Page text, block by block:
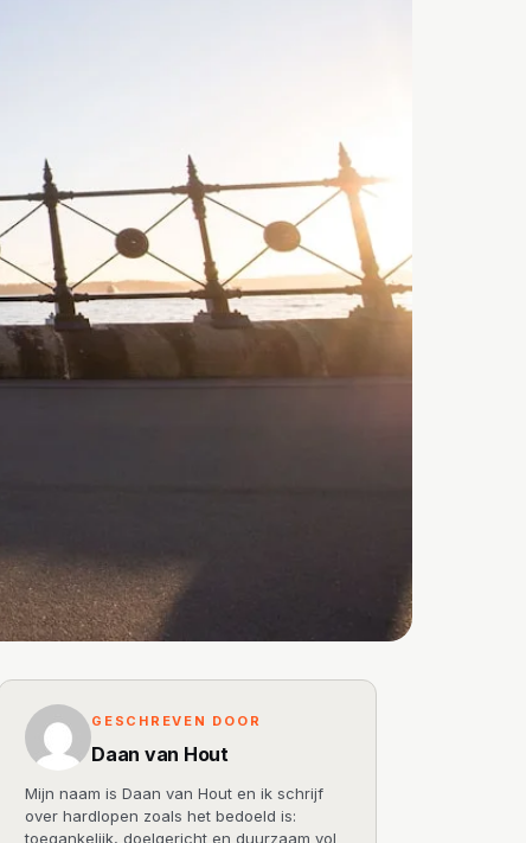
GESCHREVEN DOOR
Daan van Hout
Mijn naam is Daan van Hout en ik schrijf
over hardlopen zoals het bedoeld is:
toegankelijk, doelgericht en duurzaam vol